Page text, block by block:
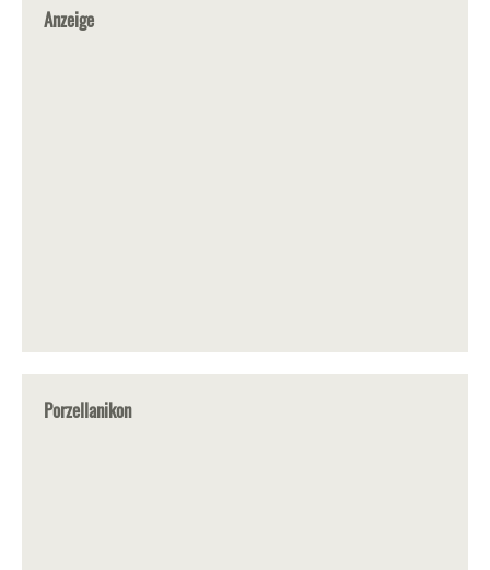
Anzeige
Porzellanikon